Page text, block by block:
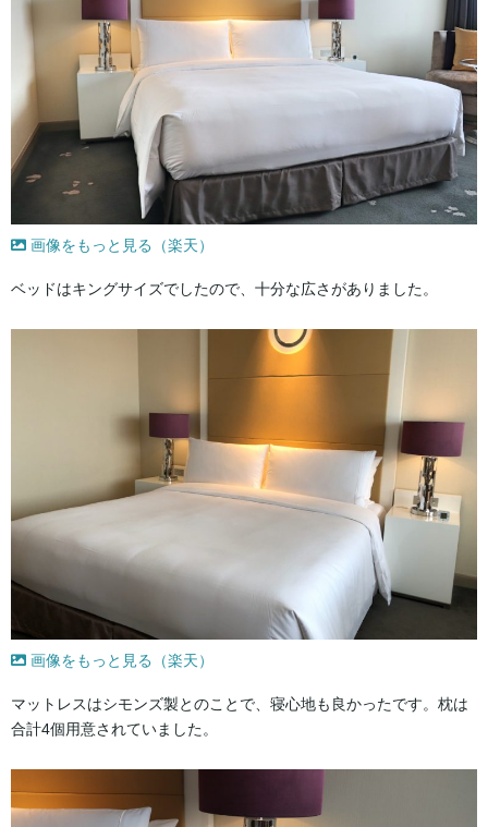
画像をもっと見る（楽天）
ベッドはキングサイズでしたので、十分な広さがありました。
画像をもっと見る（楽天）
マットレスはシモンズ製とのことで、寝心地も良かったです。枕は
合計4個用意されていました。